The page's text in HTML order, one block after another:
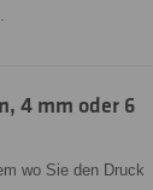
4 mm oder 6
wo Sie den Druck